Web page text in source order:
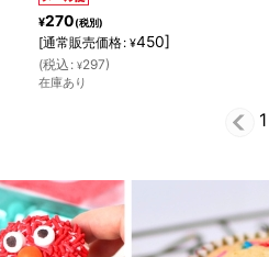
¥240(税別)
[通常販売価格: ¥400]
(税込 : ¥264)
残りわずか
2